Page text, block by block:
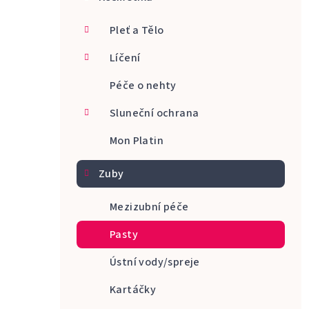
Pleť a Tělo
Líčení
Péče o nehty
Sluneční ochrana
Mon Platin
Zuby
Mezizubní péče
Pasty
Ústní vody/spreje
Kartáčky